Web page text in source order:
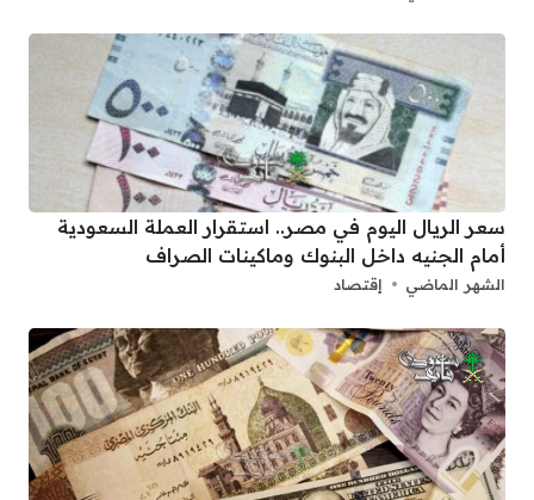
سعر الريال اليوم في مصر.. استقرار العملة السعودية
أمام الجنيه داخل البنوك وماكينات الصراف
الشهر الماضي إقتصاد